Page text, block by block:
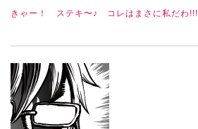
きゃー！ ステキ〜♪ コレはまさに私だわ!!!